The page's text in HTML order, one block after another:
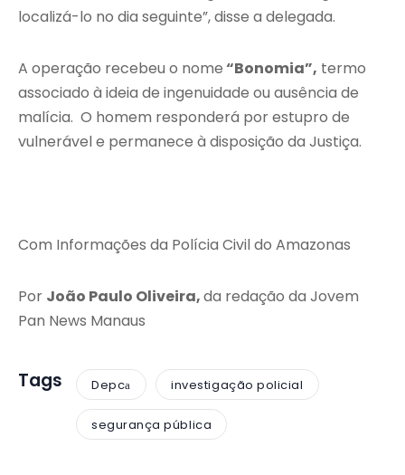
localizá-lo no dia seguinte”, disse a delegada.
A operação recebeu o nome“Bonomia”, termo
associado à ideia de ingenuidade ou ausência de
malícia. O homem responderá por estupro de
vulnerável e permanece à disposição da Justiça.
Com Informações da Polícia Civil do Amazonas
Por João Paulo Oliveira,da redação da Jovem
Pan News Manaus
Tags Depcа investigação policial
segurança pública